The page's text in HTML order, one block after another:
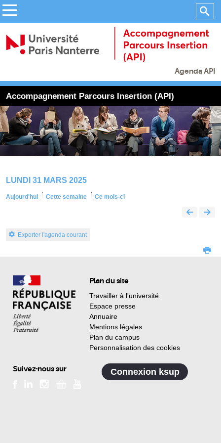
Agenda API
Accompagnement Parcours Insertion (API)
LUNDI 31 MARS 2025
Aujourd'hui Cette semaine Ce mois-ci
Exporter l'agenda courant
Plan du site
Travailler à l'université
Espace presse
Annuaire
Mentions légales
Plan du campus
Personnalisation des cookies
Suivez-nous sur Connexion ksup